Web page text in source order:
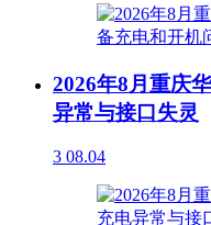
2026年8月重庆
异常与接口失灵
3 08.04